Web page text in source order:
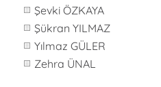
Şevki ÖZKAYA
Şükran YILMAZ
Yılmaz GÜLER
Zehra ÜNAL